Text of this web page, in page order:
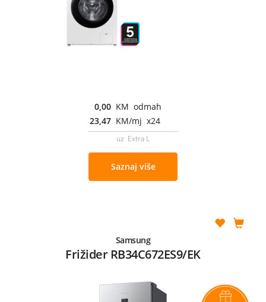
0,00 KM odmah
23,47 KM/mj x24
uz Extra L
Saznaj više
Samsung
Frižider RB34C672ES9/EK